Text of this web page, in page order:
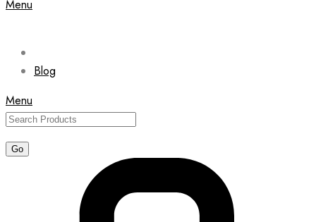
Menu
Blog
Menu